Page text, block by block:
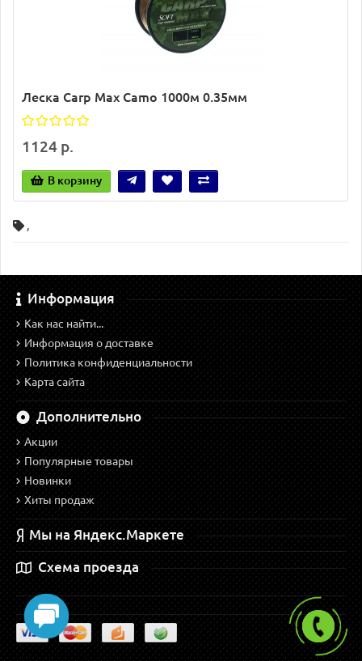
Леска Carp Max Camo 1000м 0.35мм
1124 р.
В корзину
,
Информация
Как нас найти...
Информация о доставке
Политика конфиденциальности
Карта сайта
Дополнительно
Акции
Популярные товары
Новинки
Хиты продаж
Мы на Яндекс.Маркете
Схема проезда